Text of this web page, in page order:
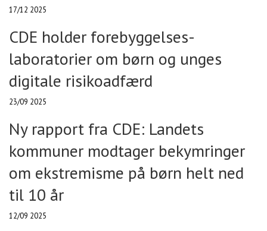
17/12 2025
CDE holder forebyggelses-
laboratorier om børn og unges
digitale risikoadfærd
23/09 2025
Ny rapport fra CDE: Landets
kommuner modtager bekymringer
om ekstremisme på børn helt ned
til 10 år
12/09 2025